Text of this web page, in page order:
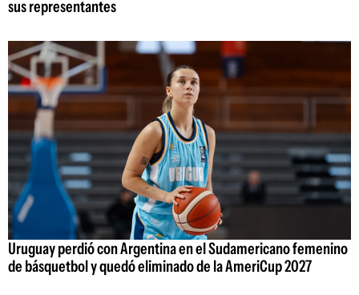
sus representantes
Uruguay perdió con Argentina en el Sudamericano femenino
de básquetbol y quedó eliminado de la AmeriCup 2027